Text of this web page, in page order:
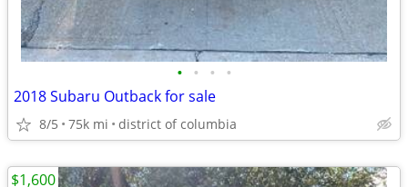
• • • •
2018 Subaru Outback for sale
8/5 75k mi district of columbia
$1,600